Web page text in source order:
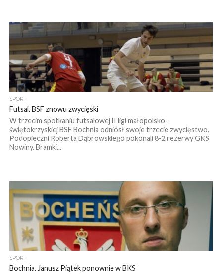
SPORT
Futsal. BSF znowu zwycięski
W trzecim spotkaniu futsalowej II ligi małopolsko-
świętokrzyskiej BSF Bochnia odniósł swoje trzecie zwycięstwo.
Podopieczni Roberta Dąbrowskiego pokonali 8-2 rezerwy GKS
Nowiny. Bramki...
SPORT
Bochnia. Janusz Piątek ponownie w BKS